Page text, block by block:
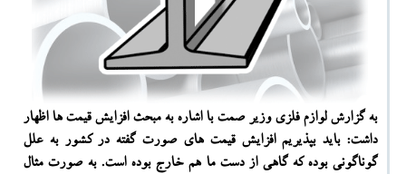
به گزارش لوازم فلزی وزیر صمت با اشاره به مبحث افزایش قیمت ها اظهار
داشت: باید بپذیریم افزایش قیمت های صورت گفته در كشور به علل
گوناگونی بوده كه گاهی از دست ما هم خارج بوده است. به صورت مثال